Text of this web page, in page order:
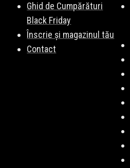
Ghid de Cumpărături
Black Friday
Înscrie și magazinul tău
Contact